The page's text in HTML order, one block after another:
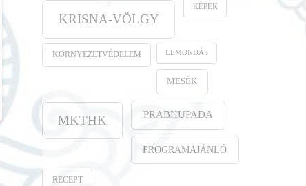
KRISNA-VÖLGY
KÉPEK
KÖRNYEZETVÉDELEM LEMONDÁS
MESÉK
MKTHK PRABHUPADA
PROGRAMAJÁNLÓ
RECEPT